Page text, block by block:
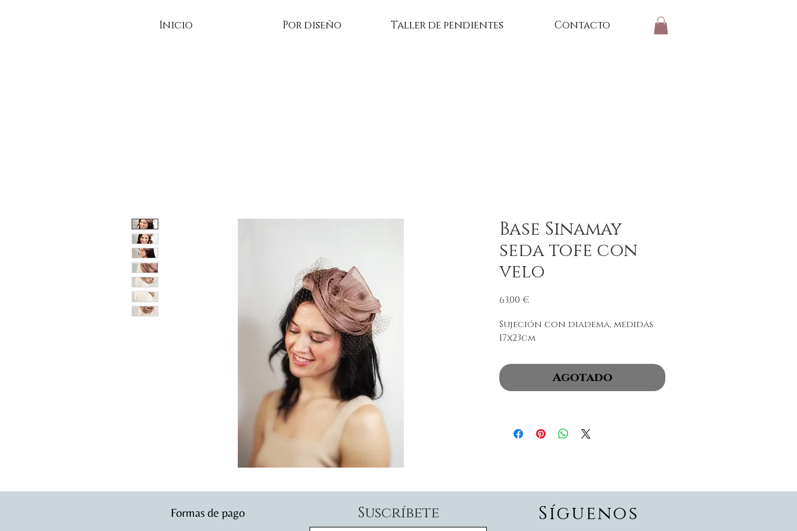
Inicio Por diseño Taller de pendientes Contacto
Base Sinamay
seda tofe con
velo
63,00 €
Sujeción con diadema, medidas
17x23cm
Agotado
Formas de pago Suscríbete Síguenos